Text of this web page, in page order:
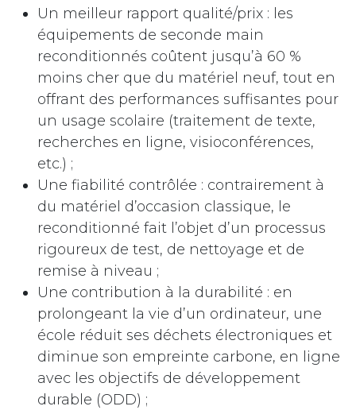
Un meilleur rapport qualité/prix : les
équipements de seconde main
reconditionnés coûtent jusqu’à 60 %
moins cher que du matériel neuf, tout en
offrant des performances suffisantes pour
un usage scolaire (traitement de texte,
recherches en ligne, visioconférences,
etc.) ;
Une fiabilité contrôlée : contrairement à
du matériel d’occasion classique, le
reconditionné fait l’objet d’un processus
rigoureux de test, de nettoyage et de
remise à niveau ;
Une contribution à la durabilité : en
prolongeant la vie d’un ordinateur, une
école réduit ses déchets électroniques et
diminue son empreinte carbone, en ligne
avec les objectifs de développement
durable (ODD) ;